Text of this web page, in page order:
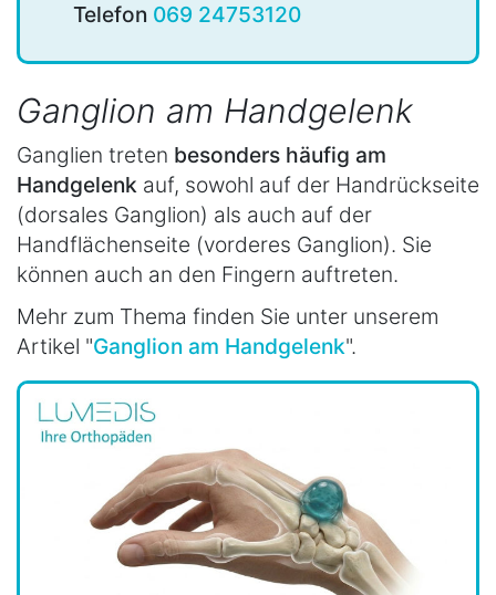
Telefon 069 24753120
Ganglion am Handgelenk
Ganglien treten besonders häufig am
Handgelenk auf, sowohl auf der Handrückseite
(dorsales Ganglion) als auch auf der
Handflächenseite (vorderes Ganglion). Sie
können auch an den Fingern auftreten.
Mehr zum Thema finden Sie unter unserem
Artikel "Ganglion am Handgelenk".